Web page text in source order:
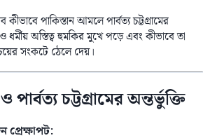
পাকিস্তান আমলে পার্বত্য চট্টগ্রামের
অস্তিত্ব হুমকির মুখে পড়ে এবং কীভাবে তা
সংকটে ঠেলে দেয়।
চট্টগ্রামের অন্তর্ভুক্তি
প্রেক্ষাপট: